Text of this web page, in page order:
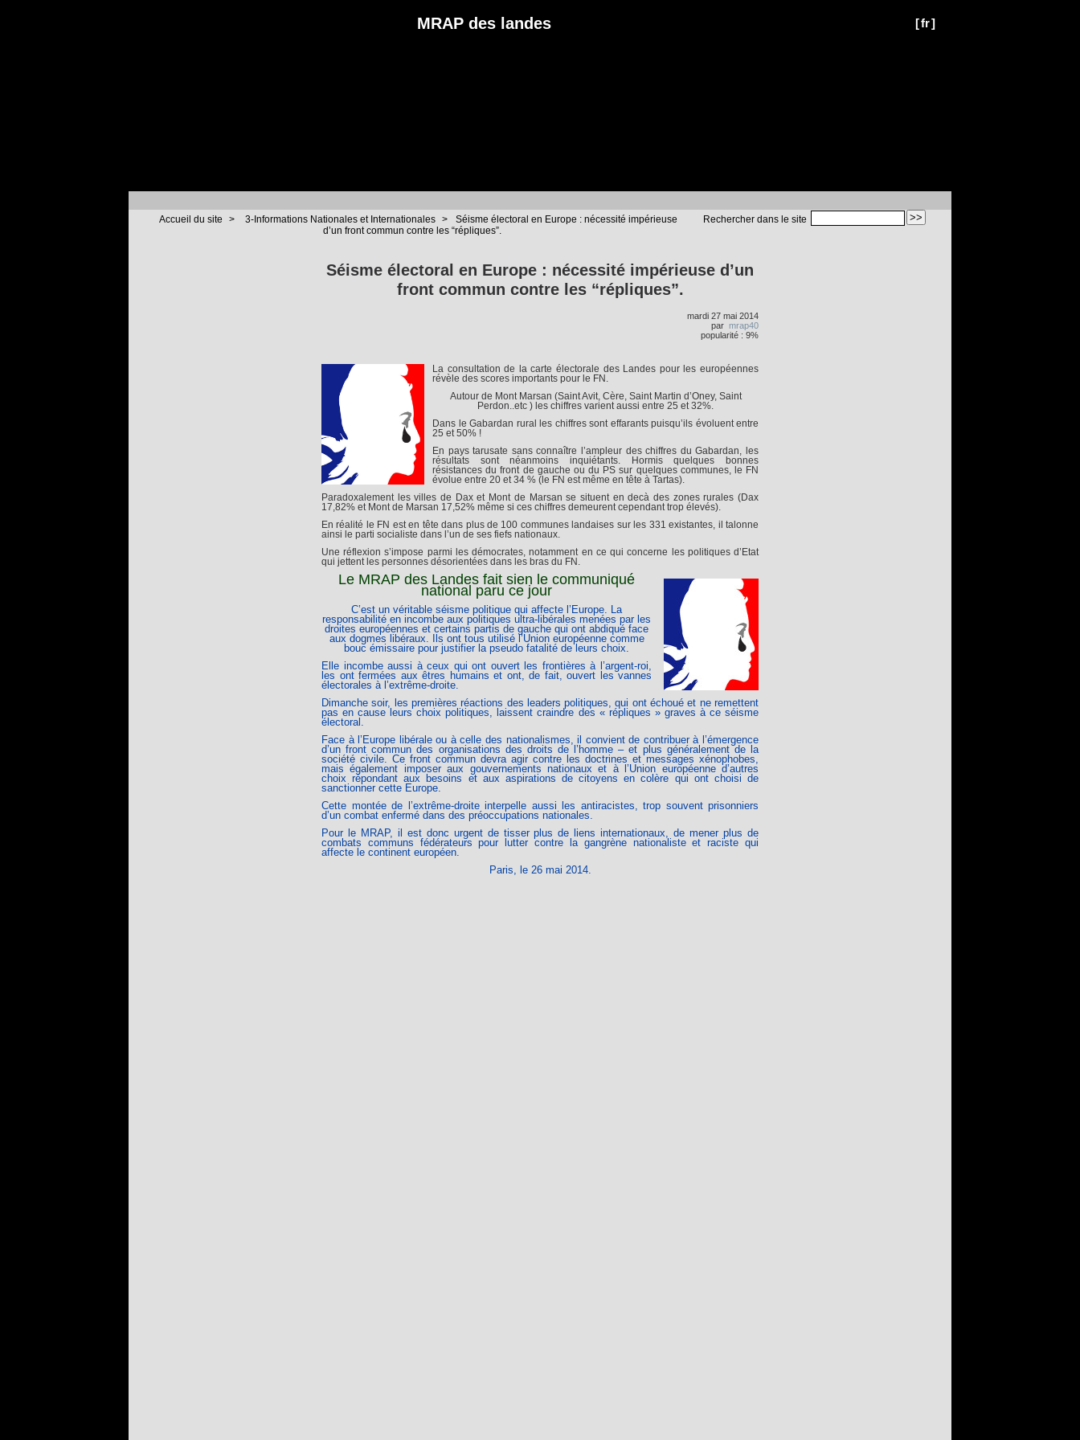
[fr]
MRAP des landes
Rechercher dans le site
Accueil du site > 3-Informations Nationales et Internationales >
Séisme électoral en Europe : nécessité impérieuse
d’un front commun contre les “répliques”.
Séisme électoral en Europe : nécessité impérieuse d’un
front commun contre les “répliques”.
mardi 27 mai 2014
par mrap40
popularité : 9%
La consultation de la carte électorale des Landes pour les européennes
révèle des scores importants pour le FN.
Autour de Mont Marsan (Saint Avit, Cère, Saint Martin d’Oney, Saint
Perdon..etc ) les chiffres varient aussi entre 25 et 32%.
Dans le Gabardan rural les chiffres sont effarants puisqu’ils évoluent entre
25 et 50% !
En pays tarusate sans connaître l’ampleur des chiffres du Gabardan, les
résultats sont néanmoins inquiétants. Hormis quelques bonnes
résistances du front de gauche ou du PS sur quelques communes, le FN
évolue entre 20 et 34 % (le FN est même en tête à Tartas).
Paradoxalement les villes de Dax et Mont de Marsan se situent en decà des zones rurales (Dax
17,82% et Mont de Marsan 17,52% même si ces chiffres demeurent cependant trop élevés).
En réalité le FN est en tête dans plus de 100 communes landaises sur les 331 existantes, il talonne
ainsi le parti socialiste dans l’un de ses fiefs nationaux.
Une réflexion s’impose parmi les démocrates, notamment en ce qui concerne les politiques d’Etat
qui jettent les personnes désorientées dans les bras du FN.
Le MRAP des Landes fait sien le communiqué
national paru ce jour
C’est un véritable séisme politique qui affecte l’Europe. La
responsabilité en incombe aux politiques ultra-libérales menées par les
droites européennes et certains partis de gauche qui ont abdiqué face
aux dogmes libéraux. Ils ont tous utilisé l’Union européenne comme
bouc émissaire pour justifier la pseudo fatalité de leurs choix.
Elle incombe aussi à ceux qui ont ouvert les frontières à l’argent-roi,
les ont fermées aux êtres humains et ont, de fait, ouvert les vannes
électorales à l’extrême-droite.
Dimanche soir, les premières réactions des leaders politiques, qui ont échoué et ne remettent
pas en cause leurs choix politiques, laissent craindre des « répliques » graves à ce séisme
électoral.
Face à l’Europe libérale ou à celle des nationalismes, il convient de contribuer à l’émergence
d’un front commun des organisations des droits de l’homme – et plus généralement de la
société civile. Ce front commun devra agir contre les doctrines et messages xénophobes,
mais également imposer aux gouvernements nationaux et à l’Union européenne d’autres
choix répondant aux besoins et aux aspirations de citoyens en colère qui ont choisi de
sanctionner cette Europe.
Cette montée de l’extrême-droite interpelle aussi les antiracistes, trop souvent prisonniers
d’un combat enfermé dans des préoccupations nationales.
Pour le MRAP, il est donc urgent de tisser plus de liens internationaux, de mener plus de
combats communs fédérateurs pour lutter contre la gangrène nationaliste et raciste qui
affecte le continent européen.
Paris, le 26 mai 2014.